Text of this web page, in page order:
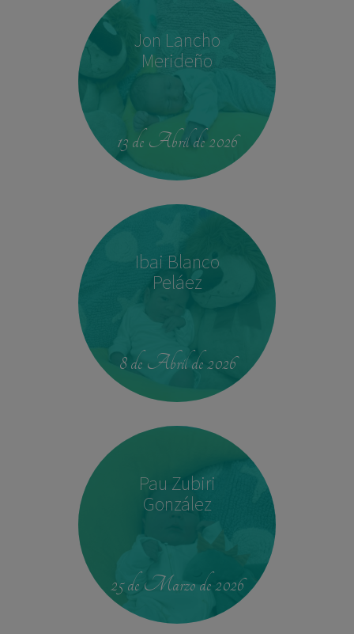
Jon Lancho
Merideño
13 de Abril de 2026
Ibai Blanco
Peláez
8 de Abril de 2026
Pau Zubiri
González
25 de Marzo de 2026